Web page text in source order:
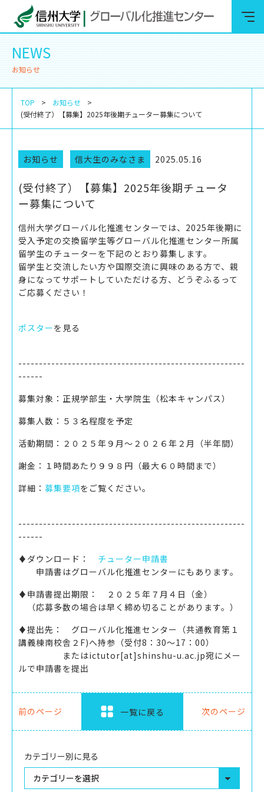
NEWS
お知らせ
TOP
お知らせ
(受付終了）【募集】2025年後期チューター募集について
お知らせ 信大生のみなさま 2025.05.16
(受付終了）【募集】2025年後期チュータ
ー募集について
信州大学グローバル化推進センターでは、2025年後期に
受入予定の交換留学生等グローバル化推進センター所属
留学生のチューターを下記のとおり募集します。
留学生と交流したい方や国際交流に興味のある方で、親
身になってサポートしていただける方、どうぞふるって
ご応募ください！
ポスターを見る
-------------------------------------------------------
------
募集対象：正規学部生・大学院生（松本キャンパス）
募集人数：５３名程度を予定
活動期間：２０２５年９月～２０２６年２月（半年間）
謝金：１時間あたり９９８円（最大６０時間まで）
詳細： 募集要項をご覧ください。
-------------------------------------------------------
------
♦ダウンロード： チューター申請書
申請書はグローバル化推進センターにもあります。
♦申請書提出期限： ２０２５年７月４日（金）
（応募多数の場合は早く締め切ることがあります。）
♦提出先： グローバル化推進センター（共通教育第１
講義棟南校舎２F)へ持参（受付8：30～17：00）
またはictutor[at]shinshu-u.ac.jp宛にメー
ルで申請書を提出
前のページ 一覧に戻る 次のページ
カテゴリー別に見る